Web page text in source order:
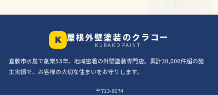
K 屋根外壁塗装のクラコー
KURAKO PAINT
倉敷市水島で創業53年、地域密着の外壁塗装専門店。累計20,000件超の施
工実績で、お客様の大切な住まいをお守りします。
〒712-8074